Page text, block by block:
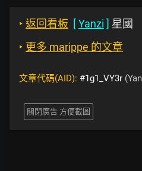
‣ 返回看板 [Yanzi ] 星國
‣ 更多 marippe 的文章
文章代碼(AID): #1g1_VY3r
關閉廣告 方便截圖